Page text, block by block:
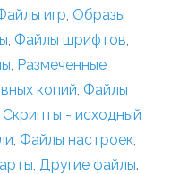
игр, Образы
, Файлы шрифтов,
, Размеченные
копий, Файлы
Скрипты - исходный
, Файлы настроек,
, Другие файлы.